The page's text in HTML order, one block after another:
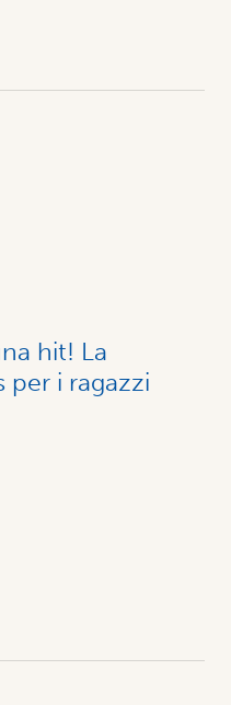
hit! La
per i ragazzi